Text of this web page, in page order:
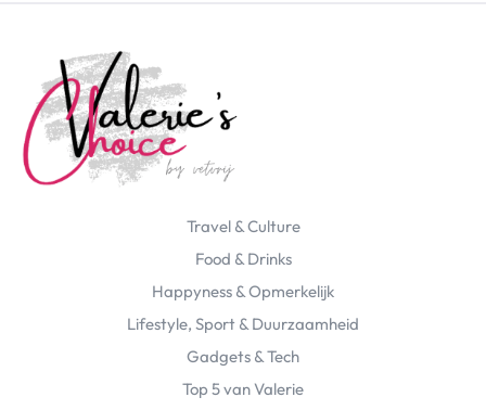
Travel & Culture
Food & Drinks
Happyness & Opmerkelijk
Lifestyle, Sport & Duurzaamheid
Gadgets & Tech
Top 5 van Valerie